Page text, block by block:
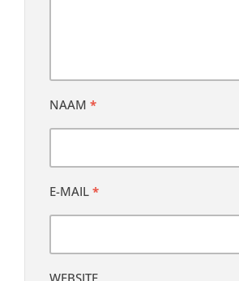
NAAM *
E-MAIL *
WEBSITE